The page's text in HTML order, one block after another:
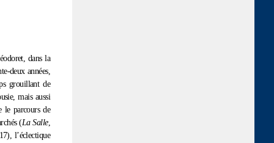
dans la
deux années,
grouillant de
mais aussi
le parcours de
(La Salle,
l’éclectique